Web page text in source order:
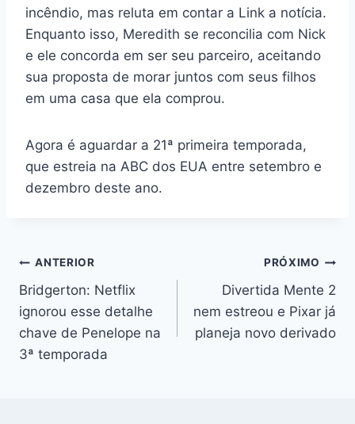
incêndio, mas reluta em contar a Link a notícia.
Enquanto isso, Meredith se reconcilia com Nick
e ele concorda em ser seu parceiro, aceitando
sua proposta de morar juntos com seus filhos
em uma casa que ela comprou.
Agora é aguardar a 21ª primeira temporada,
que estreia na ABC dos EUA entre setembro e
dezembro deste ano.
Navegação
de
Post
ANTERIOR
Bridgerton: Netflix
ignorou esse detalhe
chave de Penelope na
3ª temporada
PRÓXIMO
Divertida Mente 2
nem estreou e Pixar já
planeja novo derivado